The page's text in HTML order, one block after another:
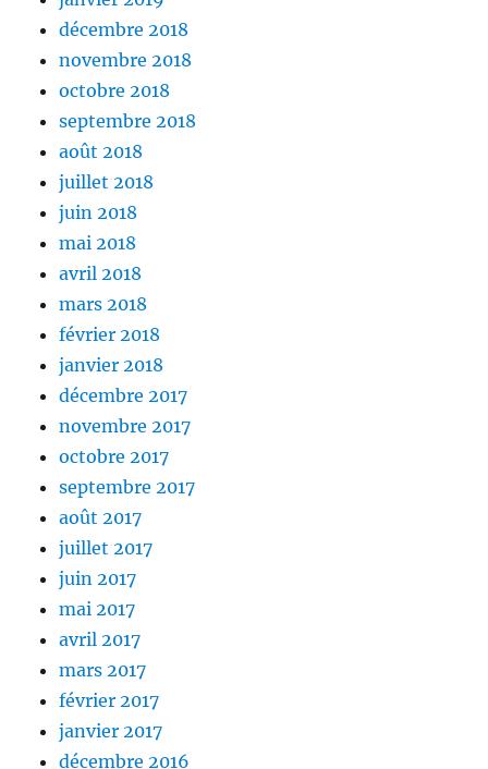
décembre 2018
novembre 2018
octobre 2018
septembre 2018
août 2018
juillet 2018
juin 2018
mai 2018
avril 2018
mars 2018
février 2018
janvier 2018
décembre 2017
novembre 2017
octobre 2017
septembre 2017
août 2017
juillet 2017
juin 2017
mai 2017
avril 2017
mars 2017
février 2017
janvier 2017
décembre 2016